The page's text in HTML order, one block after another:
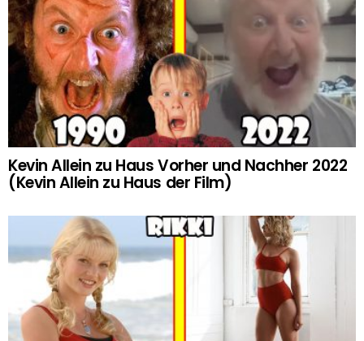
Kevin Allein zu Haus Vorher und Nachher 2022
(Kevin Allein zu Haus der Film)